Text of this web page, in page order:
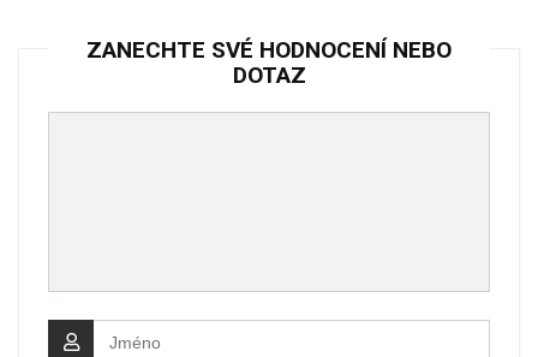
ZANECHTE SVÉ HODNOCENÍ NEBO
DOTAZ